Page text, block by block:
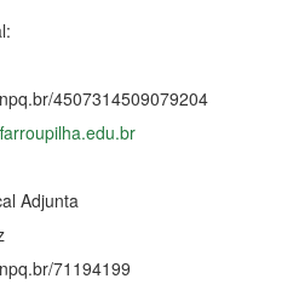
4507314509079204
Adjunta
71194199